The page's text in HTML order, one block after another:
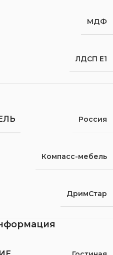
МДФ
ЛДСП Е1
Россия
Компасс-мебель
ДримСтар